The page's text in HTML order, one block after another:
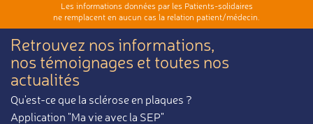
Les informations données par les Patients-solidaires
ne remplacent en aucun cas la relation patient/médecin.
Retrouvez nos informations,
nos témoignages et toutes nos
actualités
Qu'est-ce que la sclérose en plaques ?
Application "Ma vie avec la SEP"